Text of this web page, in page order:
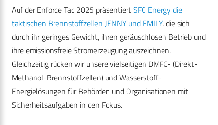
Auf der Enforce Tac 2025 präsentiertSFC Energy die
taktischen Brennstoffzellen JENNY und EMILY, die sich
durch ihr geringes Gewicht, ihren geräuschlosen Betrieb und
ihre emissionsfreie Stromerzeugung auszeichnen.
Gleichzeitig rücken wir unsere vielseitigen DMFC- (Direkt-
Methanol-Brennstoffzellen) und Wasserstoff-
Energielösungen für Behörden und Organisationen mit
Sicherheitsaufgaben in den Fokus.